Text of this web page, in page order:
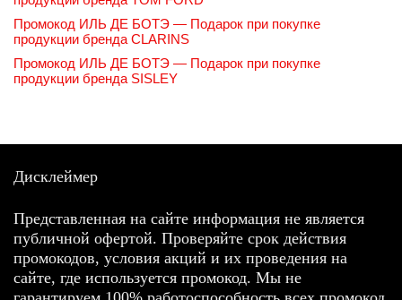
Промокод ИЛЬ ДЕ БОТЭ — Подарок при покупке
продукции бренда CLARINS
Промокод ИЛЬ ДЕ БОТЭ — Подарок при покупке
продукции бренда SISLEY
Дисклеймер
Представленная на сайте информация не является
публичной офертой. Проверяйте срок действия
промокодов, условия акций и их проведения на
сайте, где используется промокод. Мы не